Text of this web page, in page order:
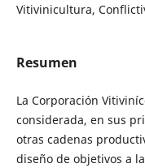
Vitivinicultura,
Resumen
La Corporación
considerada, en sus
otras cadenas
diseño de objetivos a